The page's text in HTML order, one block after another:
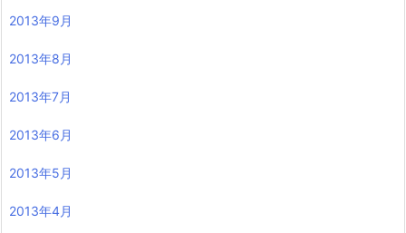
2013年9月
2013年8月
2013年7月
2013年6月
2013年5月
2013年4月